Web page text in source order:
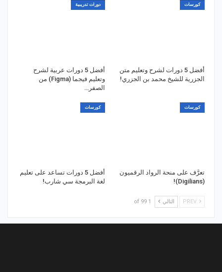
كورسات
أفضل 5 دورات لشرح وتعليم متن
الجزرية للشيخ محمد بن الجزري!
دورات تدريبية
أفضل 5 دورات عربية لشرح
وتعليم فيجما (Figma) من
الصفر…
كورسات
تعرَّف على منحة الرواد الرقميون
(Digilians)!
كورسات
أفضل 5 دورات تساعد على تعليم
لغة البرمجة سي شارب!
التالي 1 of 99